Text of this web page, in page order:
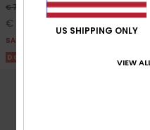
€ 75,00 63%
€ 28,12
SALE
DOPPELTER RABATT 25% EXTRA
US SHIPPING ONLY
VIEW